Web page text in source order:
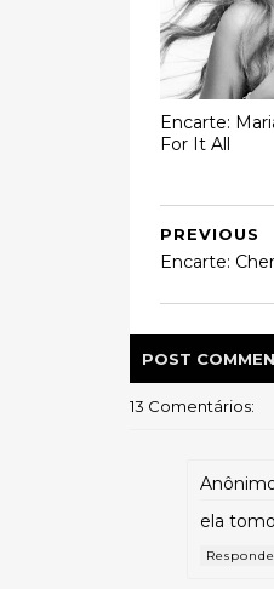
Encarte:
For It All
PREVIOUS
Encarte:
POST
13 Comentários:
ela